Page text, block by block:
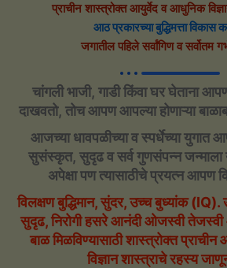
b
o
o
k
a
g
r
a
m
u
b
e
प्राचीन शास्त्रोक्त आयुर्वेद व आधुनिक
आठ प्रकारच्या बुद्धिमत्ता विकास
जगातील पहिले सर्वांगिण व सर्वोतम
चांगली भाजी, गाडी किंवा घर घेताना
दाखवतो, तोच आपण आपल्या होणाऱ्या
आजच्या धावपळीच्या व स्पर्धेच्या युगात
सुसंस्कृत, सुदृढ व सर्व गुणसंपन्न जन्माला
अपेक्षा पण त्यासाठीचे प्रयत्न आपण
विलक्षण बुद्धिमान, सुंदर, उच्च बुध्यांक
सुदृढ, निरोगी हसरे आनंदी ओजस्वी
बाळ मिळविण्यासाठी शास्त्रोक्त
विज्ञान शास्त्राचे रहस्य